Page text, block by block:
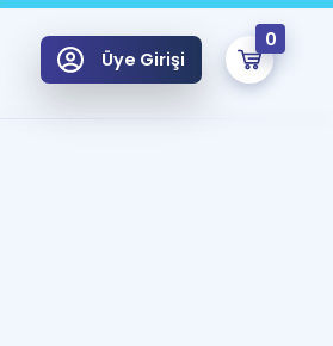
Üye Girişi
0